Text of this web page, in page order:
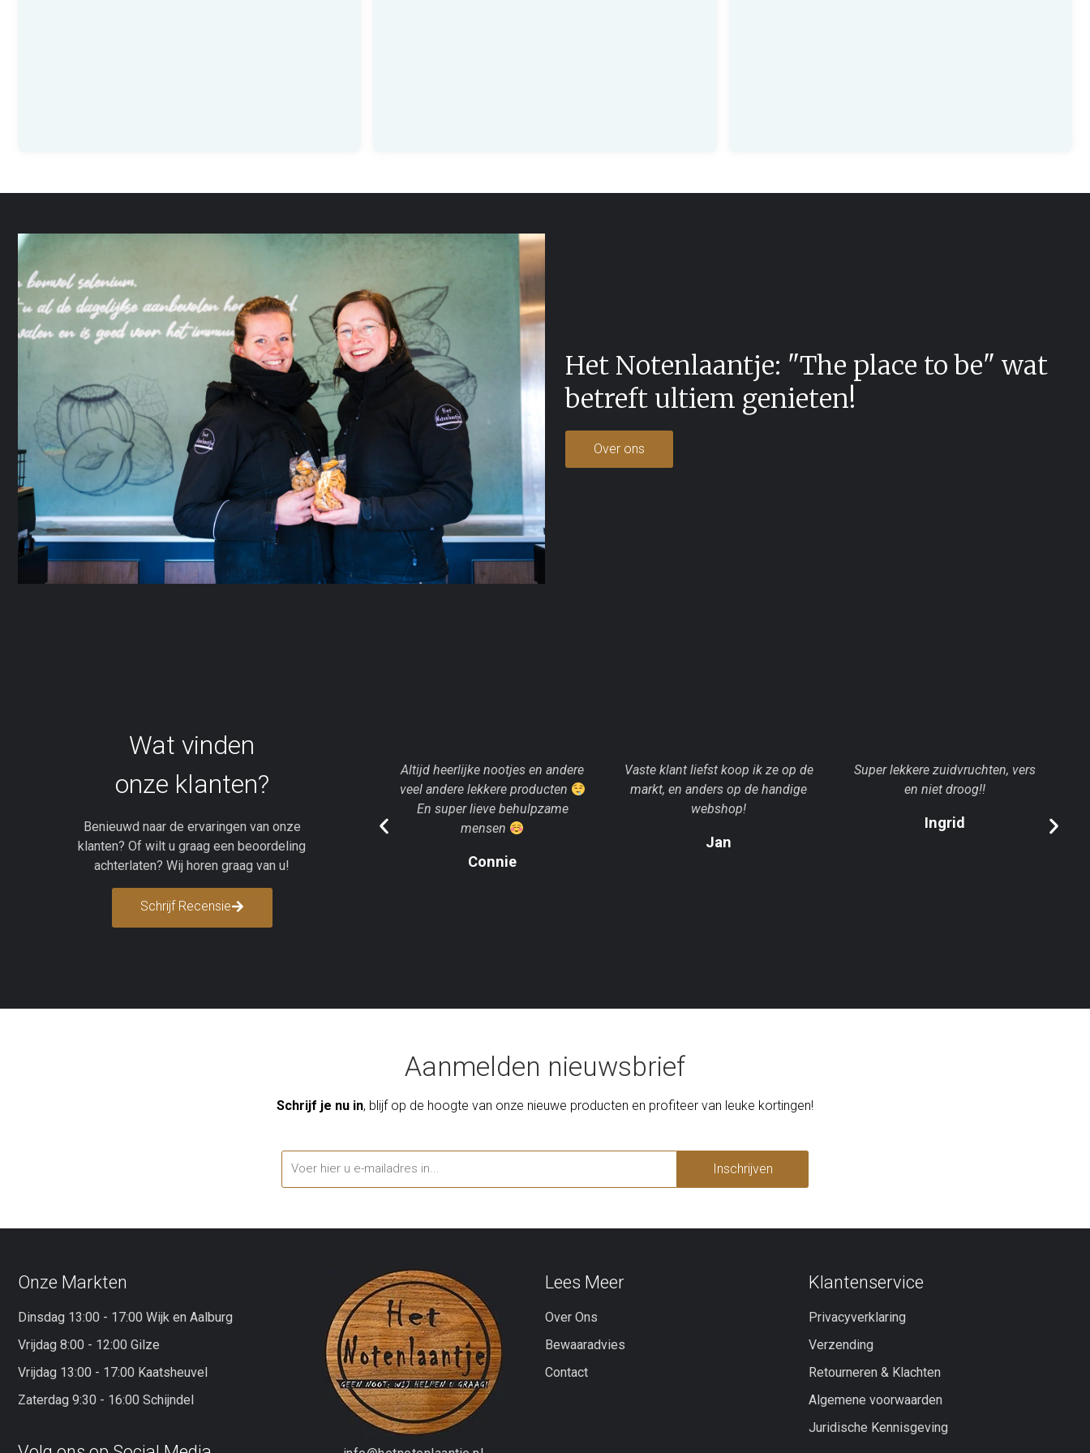
Het Notenlaantje: "The place to be" wat
betreft ultiem genieten!
Over ons
Wat vinden
onze klanten?
Benieuwd naar de ervaringen van onze
klanten? Of wilt u graag een beoordeling
achterlaten? Wij horen graag van u!
Schrijf Recensie
goed aan. De eerste
nog opnieuw bestellen!
verpakking. Ik ben 100%
Xander
Altijd heerlijke nootjes en andere
veel andere lekkere producten
En super lieve behulpzame
mensen
Connie
Vaste klant liefst koop ik ze op de
markt, en anders op de handige
webshop!
Jan
Super lekkere zuidvruchten, vers
en niet droog!!
Ingrid
Aanmelden nieuwsbrief
Schrijf je nu in, blijf op de hoogte van onze nieuwe producten en profiteer van leuke kortingen!
Inschrijven
Onze Markten
Dinsdag 13:00 - 17:00 Wijk en Aalburg
Vrijdag 8:00 - 12:00 Gilze
Vrijdag 13:00 - 17:00 Kaatsheuvel
Zaterdag 9:30 - 16:00 Schijndel
Lees Meer
Over Ons
Bewaaradvies
Contact
Klantenservice
Privacyverklaring
Verzending
Retourneren & Klachten
Algemene voorwaarden
Juridische Kennisgeving